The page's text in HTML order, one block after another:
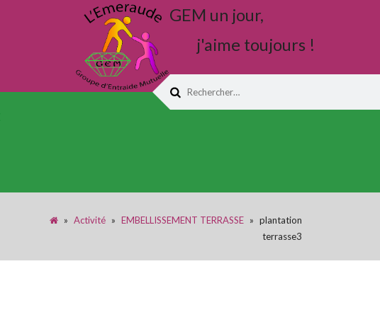
GEM un jour,
j'aime toujours !
» Activité » EMBELLISSEMENT TERRASSE » plantation
terrasse3